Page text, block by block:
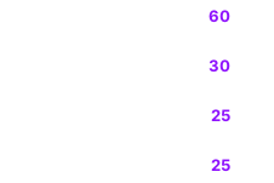
60
30
25
25